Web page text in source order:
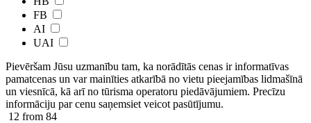
FB
AI
UAI
Pievēršam Jūsu uzmanību tam, ka norādītās cenas ir ​informatīvas ​
pamatcenas un var mainīties atkarībā ​no ​vietu pieejamības lidmašīnā
un viesnīcā, kā arī no tūrisma operatoru piedāvājumiem. Precīzu
informāciju par cenu saņemsiet veicot pasūtījumu.
12 from 84